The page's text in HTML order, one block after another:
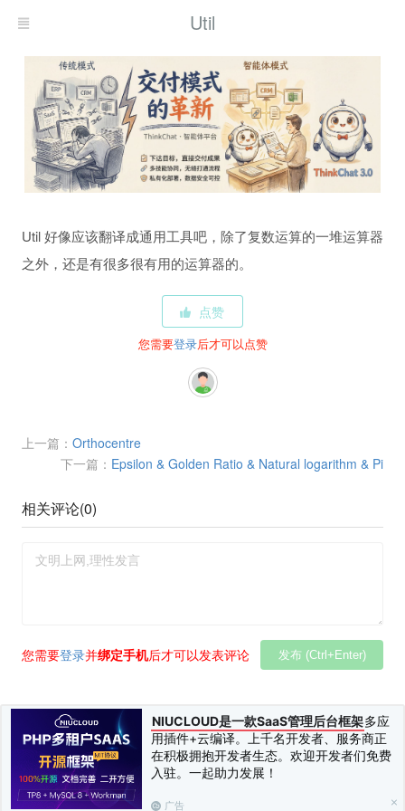
NIUCLOUD是一款SaaS管理后台框架多应
用插件+云编译。上千名开发者、服务商正
在积极拥抱开发者生态。欢迎开发者们免费
入驻。一起助力发展！
广告
Util
Util 好像应该翻译成通用工具吧，除了复数运算的一堆运算器
之外，还是有很多很有用的运算器的。
点赞
您需要登录后才可以点赞
上一篇： Orthocentre
下一篇： Epsilon & Golden Ratio & Natural logarithm & Pi
相关评论(0)
您需要登录并绑定手机后才可以发表评论 发布 (Ctrl+Enter)